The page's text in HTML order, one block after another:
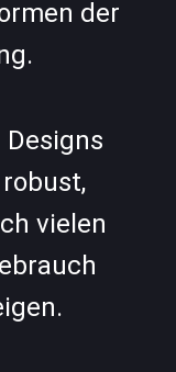
der
vielen